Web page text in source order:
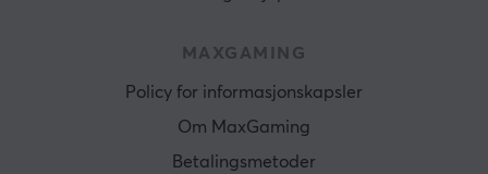
MAXGAMING
Policy for informasjonskapsler
Om MaxGaming
Betalingsmetoder